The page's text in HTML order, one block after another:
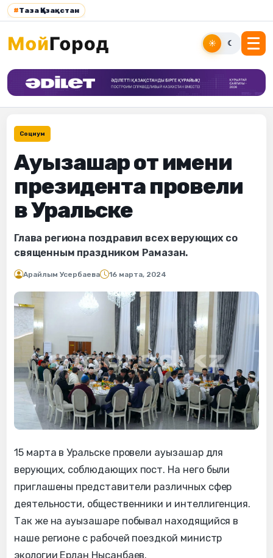
#Таза Қазақстан
☀ ☾
Социум
Ауызашар от имени
президента провели
в Уральске
Глава региона поздравил всех верующих со
священным праздником Рамазан.
Арайлым Усербаева 16 марта, 2024
15 марта в Уральске провели ауызашар для
верующих, соблюдающих пост. На него были
приглашены представители различных сфер
деятельности, общественники и интеллигенция.
Так же на ауызашаре побывал находящийся в
наше регионе с рабочей поездкой министр
экологии Ерлан Нысанбаев.